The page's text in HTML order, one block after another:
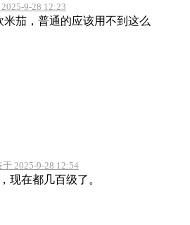
9-28 12:23
米茄，普通的应该用不到这么
2025-9-28 12:54
现在都几百级了。